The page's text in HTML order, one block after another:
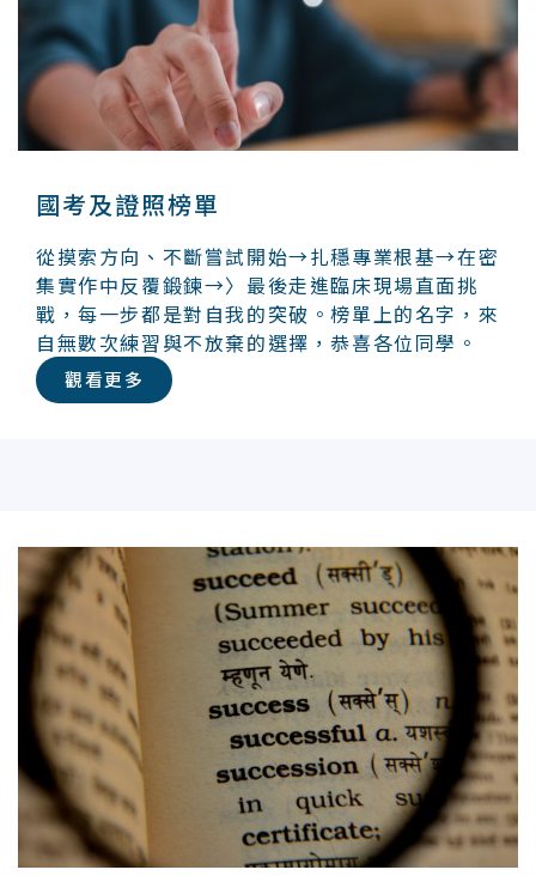
國考及證照榜單
從摸索方向、不斷嘗試開始→扎穩專業根基→在密
集實作中反覆鍛鍊→〉最後走進臨床現場直面挑
戰，每一步都是對自我的突破。榜單上的名字，來
自無數次練習與不放棄的選擇，恭喜各位同學。
觀看更多